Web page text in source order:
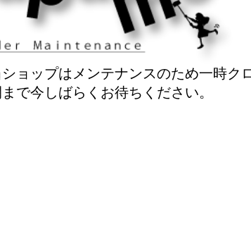
ョップはメンテナンスのため一時ク
で今しばらくお待ちください。